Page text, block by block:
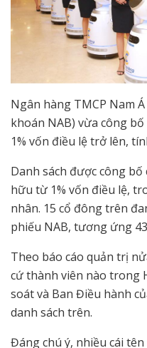
Ngân hàng TMCP Nam
khoán NAB) vừa công
1% vốn điều lệ trở lên,
Danh sách được công
hữu từ 1% vốn điều lệ,
nhân. 15 cổ đông trên
phiếu NAB, tương ứng
Theo báo cáo quản trị
cứ thành viên nào trong
soát và Ban Điều hành
danh sách trên.
Đáng chú ý, nhiều cái